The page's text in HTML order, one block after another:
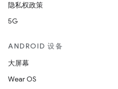
隐私权政策
5G
ANDROID 设备
大屏幕
Wear OS